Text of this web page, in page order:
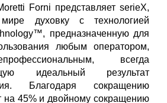
Forni представляет serieX,
духовку с технологией
предназначенную для
любым оператором,
всегда
идеальный результат
Благодаря сокращению
на 45% и двойному сокращению